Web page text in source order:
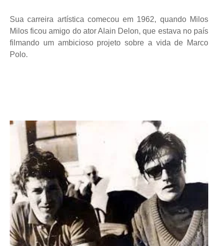
Sua carreira artística comecou em 1962, quando Milos
Milos ficou amigo do ator Alain Delon, que estava no país
filmando um ambicioso projeto sobre a vida de Marco
Polo.